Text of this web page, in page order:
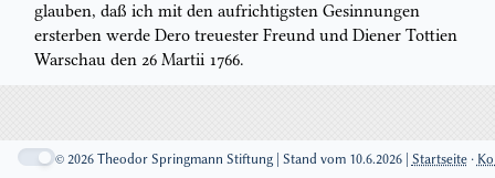
glauben, daß ich mit den aufrichtigsten Gesinnungen
ersterben werde Dero treuester Freund und Diener Tottien
Warschau den 26 Martii 1766.
© 2026 Theodor Springmann Stiftung | Stand vom 10.6.2026 | Startseite·